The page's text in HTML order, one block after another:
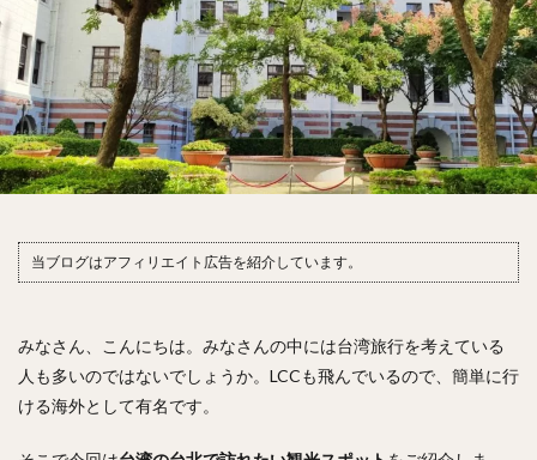
当ブログはアフィリエイト広告を紹介しています。
みなさん、こんにちは。みなさんの中には台湾旅行を考えている
人も多いのではないでしょうか。LCCも飛んでいるので、簡単に行
ける海外として有名です。